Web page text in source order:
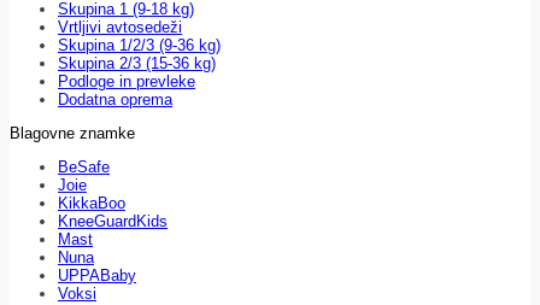
Skupina 1 (9-18 kg)
Vrtljivi avtosedeži
Skupina 1/2/3 (9-36 kg)
Skupina 2/3 (15-36 kg)
Podloge in prevleke
Dodatna oprema
Blagovne znamke
BeSafe
Joie
KikkaBoo
KneeGuardKids
Mast
Nuna
UPPABaby
Voksi